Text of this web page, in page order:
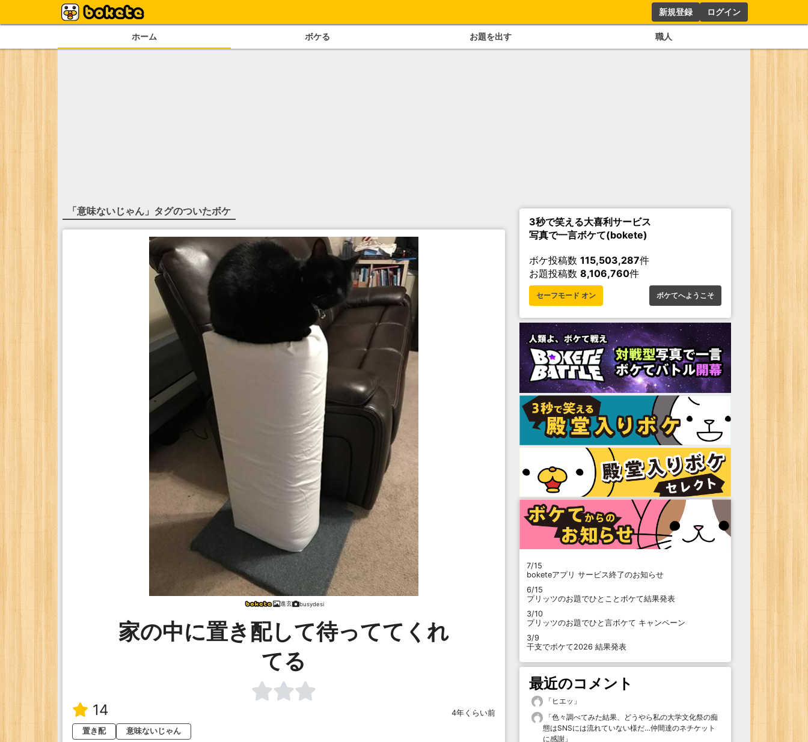
新規登録 ログイン
ホーム ボケる お題を出す 職人
「意味ないじゃん 」タグのついたボケ
進玄 busydesi
家の中に置き配して待っててくれ
てる
14
4年くらい前
置き配
意味ないじゃん
3秒で笑える大喜利サービス
写真で一言ボケて(bokete)
ボケ投稿数 115,503,287件
お題投稿数 8,106,760件
セーフモード オン ボケてへようこそ
7/15
boketeアプリ サービス終了のお知らせ
6/15
プリッツのお題でひとことボケて結果発表
3/10
プリッツのお題でひと言ボケて キャンペーン
3/9
干支でボケて2026 結果発表
最近のコメント
「 ヒエッ 」
「色々調べてみた結果、どうやら私の大学文化祭の痴
態はSNSには流れていない様だ…仲間達のネチケット
に感謝 」